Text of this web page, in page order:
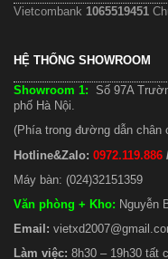
Vietcombank 1065519451
HỆ THỐNG SHOWROOM
Showroom 1: Số 97A
phố Hà Nội.
(Phía trong đường dẫn chân
Hotline&Zalo: 0972.119.886
Máy bàn: (024)32151359
Văn phòng + Kho: Nguyễn
Email:
Làm việc: 8h30 – 19h30 tất